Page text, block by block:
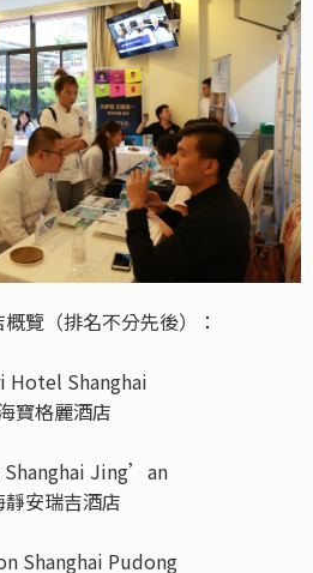
覽（排名不分先後）：
Hotel Shanghai
寶格麗酒店
Shanghai Jing’an
靜安瑞吉酒店
Shanghai Pudong